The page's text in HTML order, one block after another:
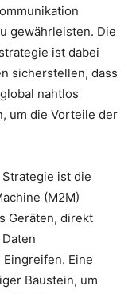
gewährleisten. Die
ist dabei
sicherstellen, dass
nahtlos
um die Vorteile der
ist die
(M2M)
Geräten, direkt
Eine
Baustein, um